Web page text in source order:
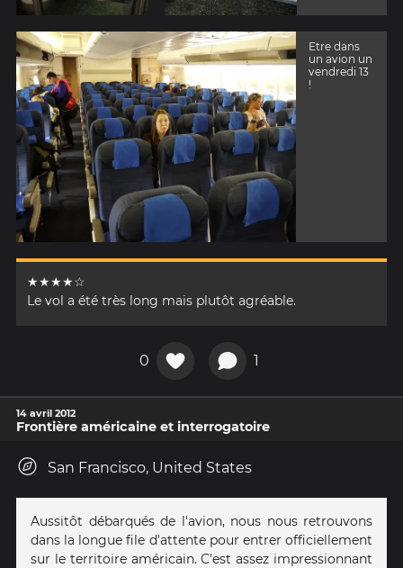
Etre dans
un avion un
vendredi 13
!
★★★★☆
Le vol a été très long mais plutôt agréable.
0 1
14 avril 2012
Frontière américaine et interrogatoire
San Francisco, United States
Aussitôt débarqués de l'avion, nous nous retrouvons
dans la longue file d'attente pour entrer officiellement
sur le territoire américain. C'est assez impressionnant